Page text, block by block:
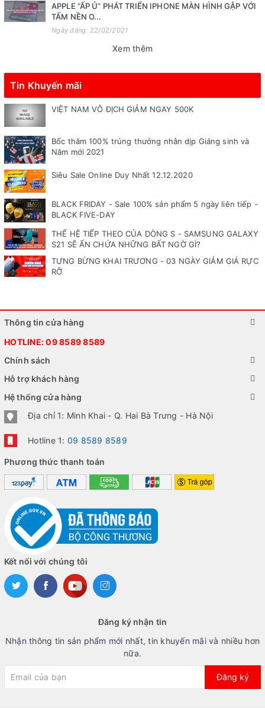
APPLE “ẤP Ủ” PHÁT TRIỂN IPHONE MÀN HÌNH GẬP VỚI
TẤM NỀN O...
Ngày đăng: 22/02/2021
Xem thêm
Tin Khuyến mãi
VIỆT NAM VÔ ĐỊCH GIẢM NGAY 500K
Bốc thăm 100% trúng thưởng nhân dịp Giáng sinh và
Năm mới 2021
Siêu Sale Online Duy Nhất 12.12.2020
BLACK FRIDAY - Sale 100% sản phẩm 5 ngày liên tiếp -
BLACK FIVE-DAY
THẾ HỆ TIẾP THEO CỦA DÒNG S - SAMSUNG GALAXY
S21 SẼ ẨN CHỨA NHỮNG BẤT NGỜ GÌ?
TƯNG BỪNG KHAI TRƯƠNG - 03 NGÀY GIẢM GIÁ RỰC
RỠ
Thông tin cửa hàng
HOTLINE:09 8589 8589
Chính sách
Hỗ trợ khách hàng
Hệ thống cửa hàng
Địa chỉ 1: Minh Khai - Q. Hai Bà Trưng - Hà Nội
Hotline 1: 09 8589 8589
Phương thức thanh toán
Kết nối với chúng tôi
Đăng ký nhận tin
Nhận thông tin sản phẩm mới nhất, tin khuyến mãi và nhiều hơn
nữa.
Đăng ký